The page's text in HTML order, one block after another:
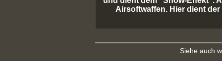
Airsoftwaffen. Hier dient
Siehe auch